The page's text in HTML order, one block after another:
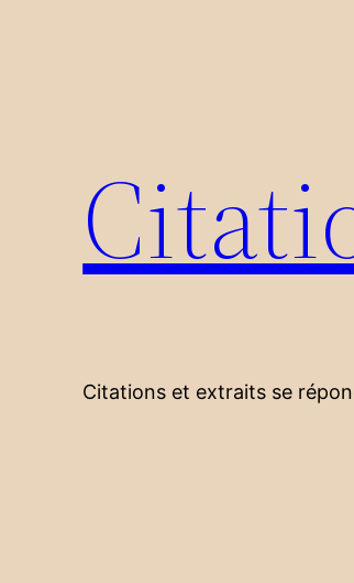
Citations et extraits se